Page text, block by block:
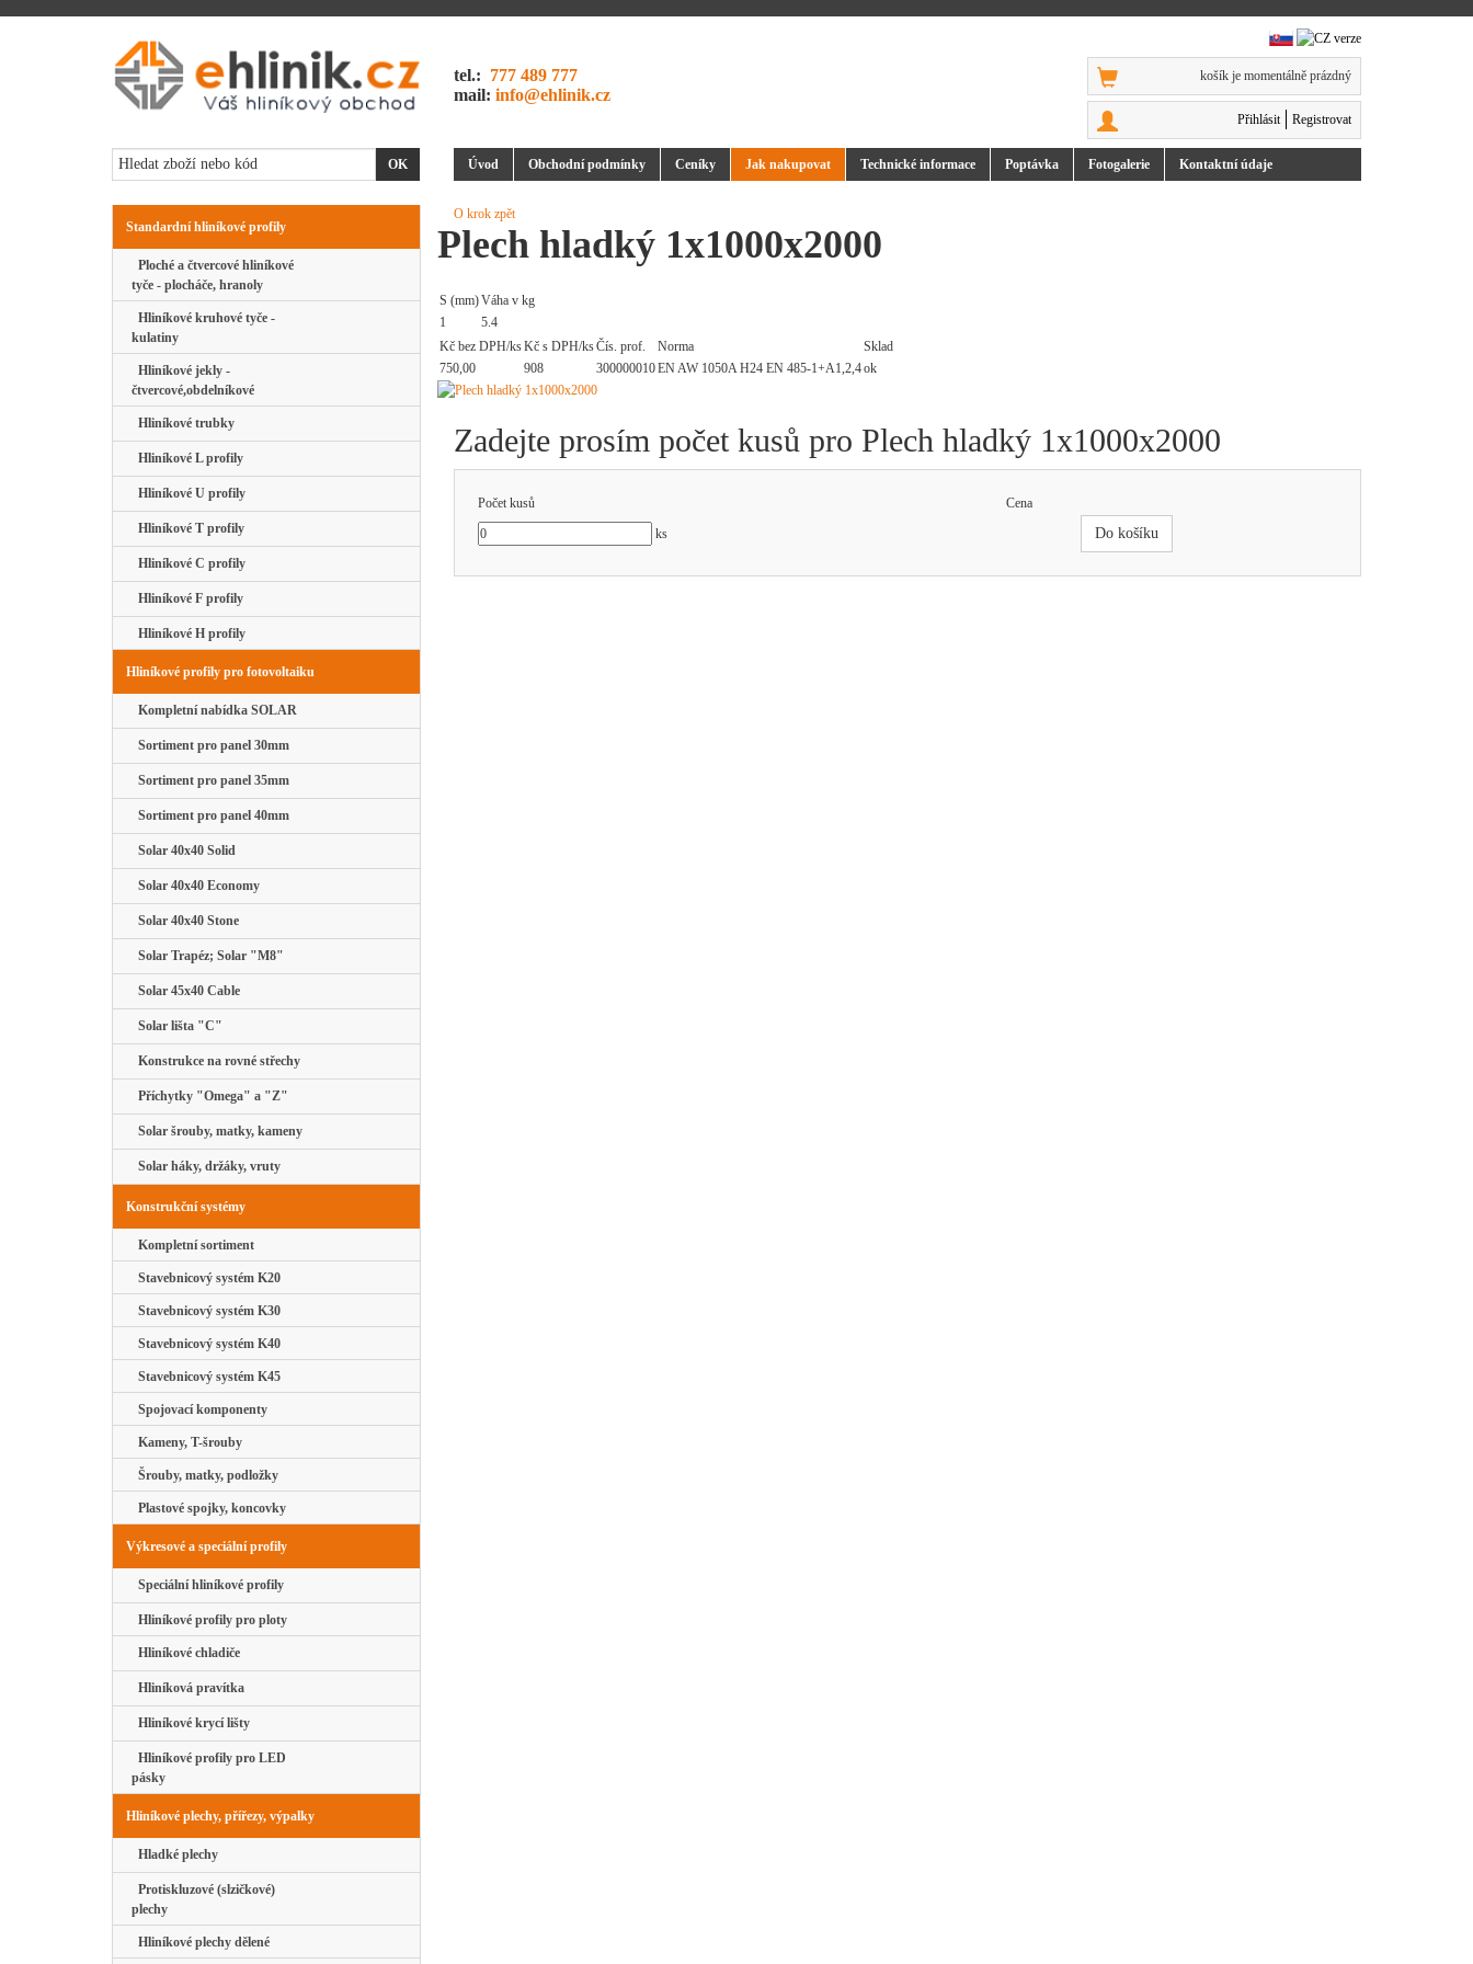
tel.: 777 489 777
mail: info@ehlinik.cz
košík je momentálně prázdný
Přihlásit Registrovat
Úvod Obchodní podmínky Ceníky Jak nakupovat Technické informace Poptávka Fotogalerie Kontaktní údaje
Standardní hliníkové profily
Ploché a čtvercové hliníkové
tyče - plocháče, hranoly
Hliníkové kruhové tyče -
kulatiny
Hliníkové jekly -
čtvercové,obdelníkové
Hliníkové trubky
Hliníkové L profily
Hliníkové U profily
Hliníkové T profily
Hliníkové C profily
Hliníkové F profily
Hliníkové H profily
Hliníkové profily pro fotovoltaiku
Kompletní nabídka SOLAR
Sortiment pro panel 30mm
Sortiment pro panel 35mm
Sortiment pro panel 40mm
Solar 40x40 Solid
Solar 40x40 Economy
Solar 40x40 Stone
Solar Trapéz; Solar "M8"
Solar 45x40 Cable
Solar lišta "C"
Konstrukce na rovné střechy
Příchytky "Omega" a "Z"
Solar šrouby, matky, kameny
Solar háky, držáky, vruty
Konstrukční systémy
Kompletní sortiment
Stavebnicový systém K20
Stavebnicový systém K30
Stavebnicový systém K40
Stavebnicový systém K45
Spojovací komponenty
Kameny, T-šrouby
Šrouby, matky, podložky
Plastové spojky, koncovky
Výkresové a speciální profily
Speciální hliníkové profily
Hliníkové profily pro ploty
Hliníkové chladiče
Hliníková pravítka
Hliníkové krycí lišty
Hliníkové profily pro LED
pásky
Hliníkové plechy, přířezy, výpalky
Hladké plechy
Protiskluzové (slzičkové)
plechy
Hliníkové plechy dělené
O krok zpět
Plech hladký 1x1000x2000
S (mm)Váha v kg
1
5.4
Kč bez DPH/ksKč s DPH/ksČís. prof. Norma
Sklad
750,00
908 300000010EN AW 1050A H24 EN 485-1+A1,2,4ok
Zadejte prosím počet kusů pro Plech hladký 1x1000x2000
Počet kusů
Cena
ks
Do košíku